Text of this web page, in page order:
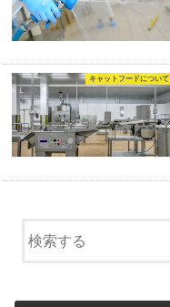
キャットフードについて